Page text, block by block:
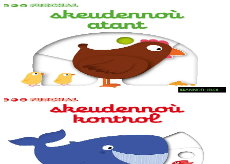
1 ans et plus
Mon imagier de la ferme
Des animations adaptées aux tout-petits sur chaque double page, dès
la couverture. Un petit jeu pour s'amuser avec les mots à la fin du
1 ans et plus
Mon imagier des contraires
Des animations adaptées aux tout-petits sur chaque double page, dès
la couverture. Un petit jeu pour s'amuser avec les mots à la fin du